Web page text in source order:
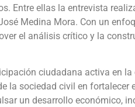
Entre ellas la entrevista
Medina Mora. Con un
el análisis crítico y la
ciudadana activa en
la sociedad civil en fortalecer
un desarrollo económico,